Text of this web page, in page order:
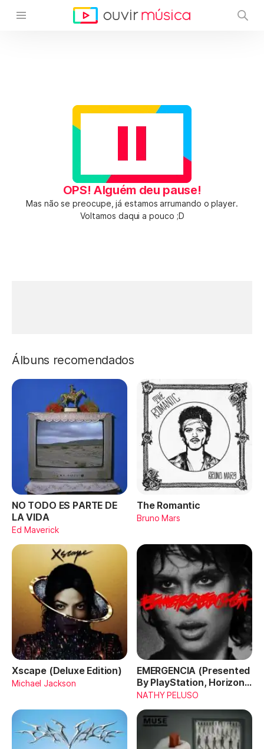
OPS! Alguém deu pause!
Mas não se preocupe, já estamos arrumando o player.
Voltamos daqui a pouco ;D
Álbuns recomendados
NO TODO ES PARTE DE
LA VIDA
Ed Maverick
The Romantic
Bruno Mars
Xscape (Deluxe Edition)
Michael Jackson
EMERGENCIA (Presented
By PlayStation, Horizon
Forbidden West)
NATHY PELUSO